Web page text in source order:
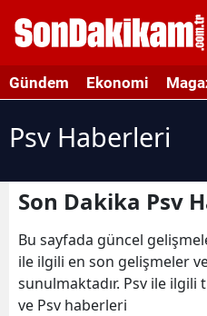
Gündem Ekonomi
Psv Haberleri
Son Dakika Psv
Bu sayfada güncel
ile ilgili en son gelişmeler
sunulmaktadır. Psv ile ilgili
ve Psv haberleri